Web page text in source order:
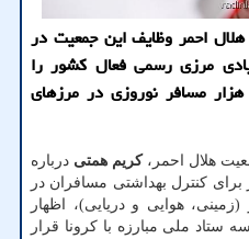
احمر وظایف این جمعیت در
مرزی رسمی فعال کشور را
تشریح و از غربالگری روزانه 6 هزار مسافر نوروزی در مرزهای
هلال احمر،کریم همتی درباره
کنترل بهداشتی مسافران در
هوایی و دریایی)، اظهار
ستاد ملی مبارزه با کرونا قرار